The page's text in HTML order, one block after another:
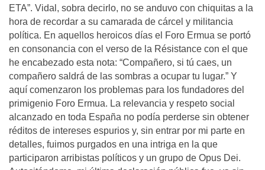
ETA”. Vidal, sobra decirlo, no se anduvo con chiquitas a la
hora de recordar a su camarada de cárcel y militancia
política. En aquellos heroicos días el Foro Ermua se portó
en consonancia con el verso de la Résistance con el que
he encabezado esta nota: “Compañero, si tú caes, un
compañero saldrá de las sombras a ocupar tu lugar.” Y
aquí comenzaron los problemas para los fundadores del
primigenio Foro Ermua. La relevancia y respeto social
alcanzado en toda España no podía perderse sin obtener
réditos de intereses espurios y, sin entrar por mi parte en
detalles, fuimos purgados en una intriga en la que
participaron arribistas políticos y un grupo de Opus Dei.